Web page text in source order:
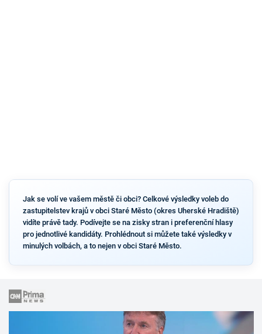
Jak se volí ve vašem městě či obci? Celkové výsledky voleb do
zastupitelstev krajů v obci Staré Město (okres Uherské Hradiště)
vidíte právě tady. Podívejte se na zisky stran i preferenční hlasy
pro jednotlivé kandidáty. Prohlédnout si můžete také výsledky v
minulých volbách, a to nejen v obci Staré Město.